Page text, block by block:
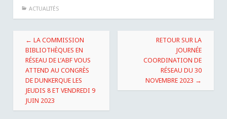
ACTUALITÉS
Navigation
des
articles
← LA COMMISSION
BIBLIOTHÈQUES EN
RÉSEAU DE L’ABF VOUS
ATTEND AU CONGRÈS
DE DUNKERQUE LES
JEUDIS 8 ET VENDREDI 9
JUIN 2023
RETOUR SUR LA
JOURNÉE
COORDINATION DE
RÉSEAU DU 30
NOVEMBRE 2023 →